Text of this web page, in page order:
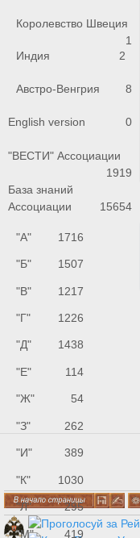
Королевство Швеция
1
Индия
2
Австро-Венгрия 8
English version 0
"ВЕСТИ" Ассоциации
1919
База знаний
Ассоциации
15654
"А" 1716
"Б" 1507
"В" 1217
"Г" 1226
"Д" 1438
"Е" 114
"Ж" 54
"З" 262
"И" 389
"К" 1030
"Л" 295
"М" 419